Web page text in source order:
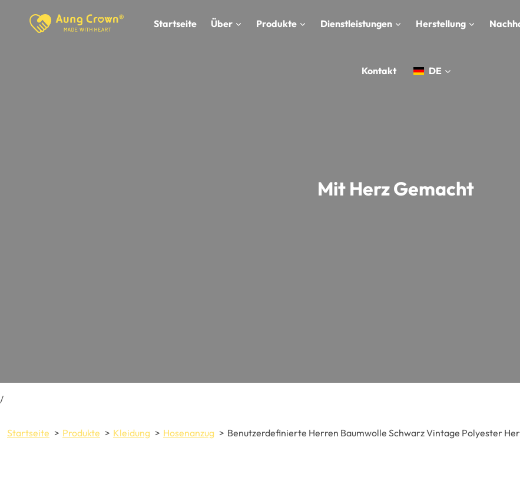
Startseite Über Produkte Dienstleistungen Herstellung
Kontakt DE
Mit Herz Gemacht
/
Startseite Produkte Kleidung Hosenanzug Benutzerdefinierte Herren Baumwolle Schwarz Vintage Polyester